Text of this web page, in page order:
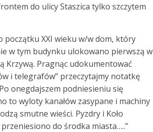
do ulicy Staszica tylko szczytem
XXI wieku w/w dom, który
w tym budynku ulokowano pierwszą w
Krzywą. Pragnąc udokumentować
i telegrafów” przeczytajmy notatkę
onegdajszem podniesieniu się
to wyloty kanałów zasypane i machiny
smutne wieści. Pyzdry i Koło
do środka miasta…..”